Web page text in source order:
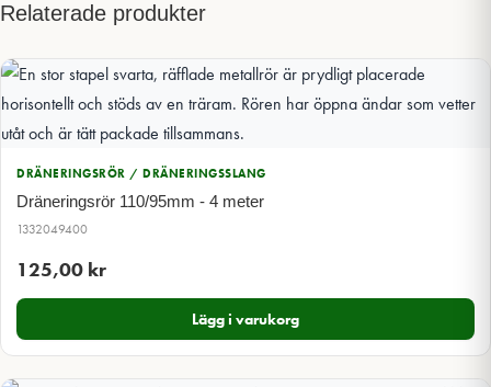
Relaterade produkter
DRÄNERINGSRÖR / DRÄNERINGSSLANG
Dräneringsrör 110/95mm - 4 meter
1332049400
125,00 kr
Lägg i varukorg